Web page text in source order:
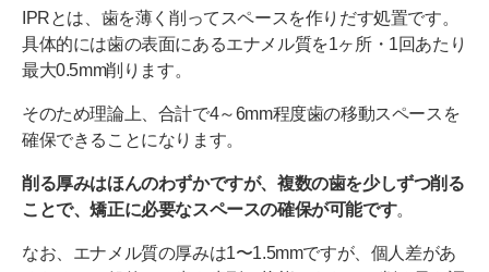
IPRとは、歯を薄く削ってスペースを作りだす処置です。
具体的には歯の表面にあるエナメル質を1ヶ所・1回あたり
最大0.5mm削ります。
そのため理論上、合計で4～6mm程度歯の移動スペースを
確保できることになります。
削る厚みはほんのわずかですが、複数の歯を少しずつ削る
ことで、矯正に必要なスペースの確保が可能です。
なお、エナメル質の厚みは1〜1.5mmですが、個人差があ